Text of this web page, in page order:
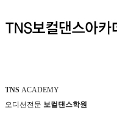
TNS ACADEMY
오디션전문 보컬댄스학원